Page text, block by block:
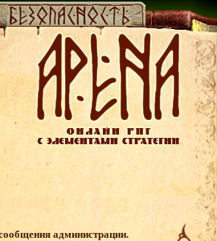
администрации.